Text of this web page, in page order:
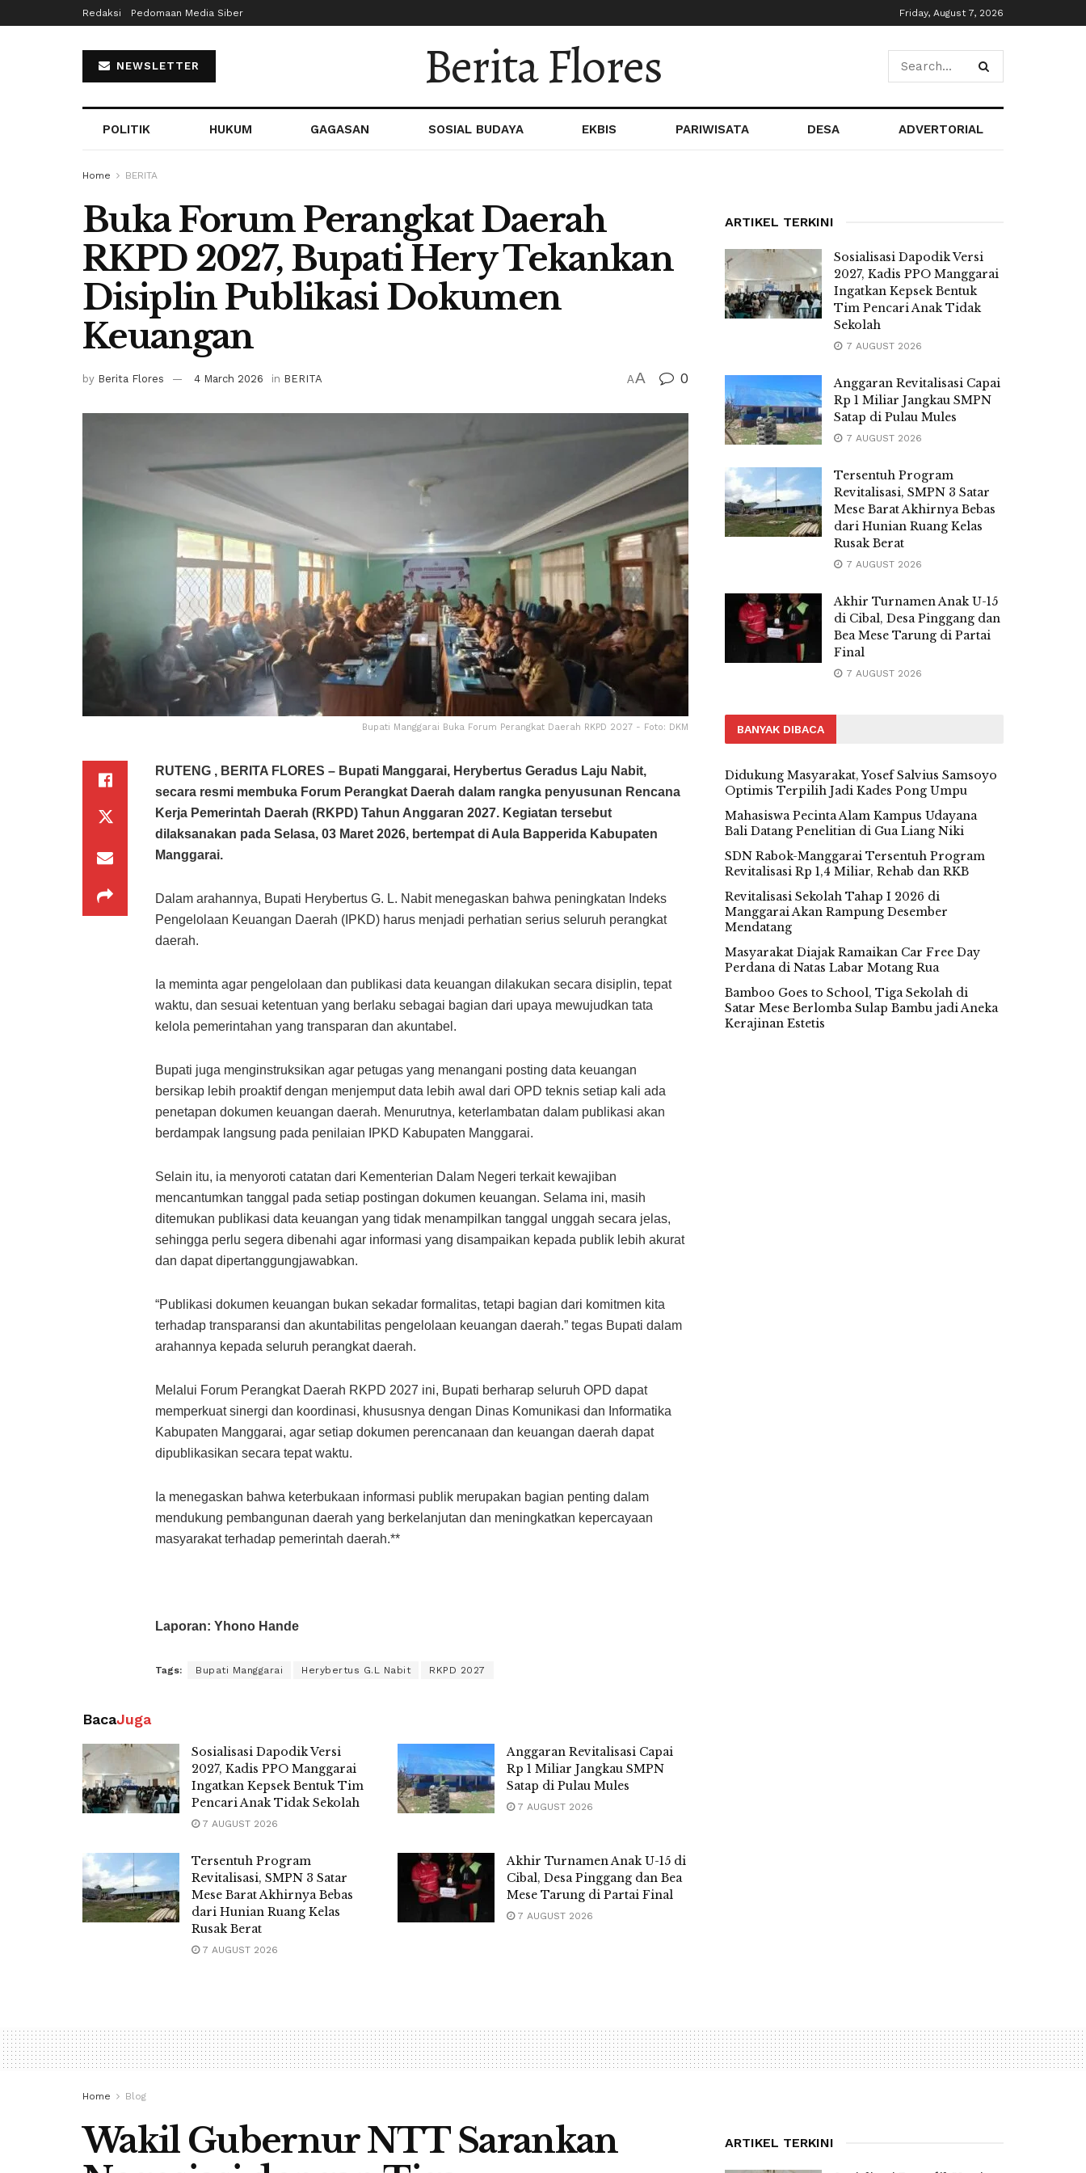
Redaksi Pedomaan Media Siber Friday, August 7, 2026
NEWSLETTER Berita Flores
POLITIK HUKUM GAGASAN SOSIAL BUDAYA EKBIS PARIWISATA DESA ADVERTORIAL
Home BERITA
Buka Forum Perangkat Daerah
RKPD 2027, Bupati Hery Tekankan
Disiplin Publikasi Dokumen
Keuangan
by Berita Flores 4 March 2026 in BERITA AA 0
Bupati Manggarai Buka Forum Perangkat Daerah RKPD 2027 - Foto: DKM
RUTENG , BERITA FLORES – Bupati Manggarai, Herybertus Geradus Laju Nabit,
secara resmi membuka Forum Perangkat Daerah dalam rangka penyusunan Rencana
Kerja Pemerintah Daerah (RKPD) Tahun Anggaran 2027. Kegiatan tersebut
dilaksanakan pada Selasa, 03 Maret 2026, bertempat di Aula Bapperida Kabupaten
Manggarai.
Dalam arahannya, Bupati Herybertus G. L. Nabit menegaskan bahwa peningkatan Indeks
Pengelolaan Keuangan Daerah (IPKD) harus menjadi perhatian serius seluruh perangkat
daerah.
Ia meminta agar pengelolaan dan publikasi data keuangan dilakukan secara disiplin, tepat
waktu, dan sesuai ketentuan yang berlaku sebagai bagian dari upaya mewujudkan tata
kelola pemerintahan yang transparan dan akuntabel.
Bupati juga menginstruksikan agar petugas yang menangani posting data keuangan
bersikap lebih proaktif dengan menjemput data lebih awal dari OPD teknis setiap kali ada
penetapan dokumen keuangan daerah. Menurutnya, keterlambatan dalam publikasi akan
berdampak langsung pada penilaian IPKD Kabupaten Manggarai.
Selain itu, ia menyoroti catatan dari Kementerian Dalam Negeri terkait kewajiban
mencantumkan tanggal pada setiap postingan dokumen keuangan. Selama ini, masih
ditemukan publikasi data keuangan yang tidak menampilkan tanggal unggah secara jelas,
sehingga perlu segera dibenahi agar informasi yang disampaikan kepada publik lebih akurat
dan dapat dipertanggungjawabkan.
“Publikasi dokumen keuangan bukan sekadar formalitas, tetapi bagian dari komitmen kita
terhadap transparansi dan akuntabilitas pengelolaan keuangan daerah.” tegas Bupati dalam
arahannya kepada seluruh perangkat daerah.
Melalui Forum Perangkat Daerah RKPD 2027 ini, Bupati berharap seluruh OPD dapat
memperkuat sinergi dan koordinasi, khususnya dengan Dinas Komunikasi dan Informatika
Kabupaten Manggarai, agar setiap dokumen perencanaan dan keuangan daerah dapat
dipublikasikan secara tepat waktu.
Ia menegaskan bahwa keterbukaan informasi publik merupakan bagian penting dalam
mendukung pembangunan daerah yang berkelanjutan dan meningkatkan kepercayaan
masyarakat terhadap pemerintah daerah.**
Laporan: Yhono Hande
Tags: Bupati Manggarai Herybertus G.L Nabit RKPD 2027
BacaJuga
Sosialisasi Dapodik Versi
2027, Kadis PPO Manggarai
Ingatkan Kepsek Bentuk Tim
Pencari Anak Tidak Sekolah
7 AUGUST 2026
Anggaran Revitalisasi Capai
Rp 1 Miliar Jangkau SMPN
Satap di Pulau Mules
7 AUGUST 2026
Tersentuh Program
Revitalisasi, SMPN 3 Satar
Mese Barat Akhirnya Bebas
dari Hunian Ruang Kelas
Rusak Berat
7 AUGUST 2026
Akhir Turnamen Anak U-15 di
Cibal, Desa Pinggang dan Bea
Mese Tarung di Partai Final
7 AUGUST 2026
ARTIKEL TERKINI
Sosialisasi Dapodik Versi
2027, Kadis PPO Manggarai
Ingatkan Kepsek Bentuk
Tim Pencari Anak Tidak
Sekolah
7 AUGUST 2026
Anggaran Revitalisasi Capai
Rp 1 Miliar Jangkau SMPN
Satap di Pulau Mules
7 AUGUST 2026
Tersentuh Program
Revitalisasi, SMPN 3 Satar
Mese Barat Akhirnya Bebas
dari Hunian Ruang Kelas
Rusak Berat
7 AUGUST 2026
Akhir Turnamen Anak U-15
di Cibal, Desa Pinggang dan
Bea Mese Tarung di Partai
Final
7 AUGUST 2026
BANYAK DIBACA
Didukung Masyarakat, Yosef Salvius Samsoyo
Optimis Terpilih Jadi Kades Pong Umpu
Mahasiswa Pecinta Alam Kampus Udayana
Bali Datang Penelitian di Gua Liang Niki
SDN Rabok-Manggarai Tersentuh Program
Revitalisasi Rp 1,4 Miliar, Rehab dan RKB
Revitalisasi Sekolah Tahap I 2026 di
Manggarai Akan Rampung Desember
Mendatang
Masyarakat Diajak Ramaikan Car Free Day
Perdana di Natas Labar Motang Rua
Bamboo Goes to School, Tiga Sekolah di
Satar Mese Berlomba Sulap Bambu jadi Aneka
Kerajinan Estetis
Home Blog
Wakil Gubernur NTT Sarankan
ARTIKEL TERKINI